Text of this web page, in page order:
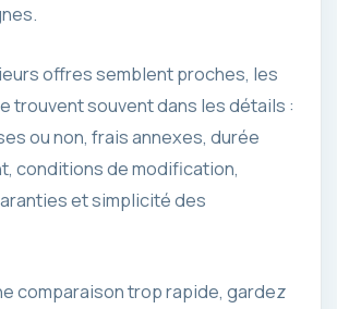
offres semblent proches, les
trouvent souvent dans les détails :
ou non, frais annexes, durée
conditions de modification,
et simplicité des
comparaison trop rapide, gardez